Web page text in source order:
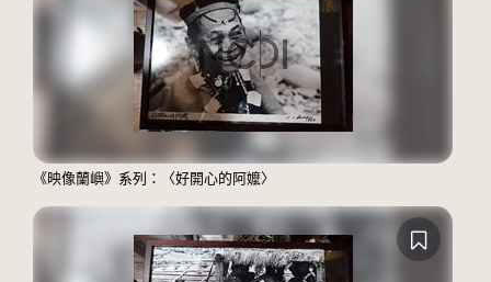
《映像蘭嶼》系列：〈好開心的阿嬤〉